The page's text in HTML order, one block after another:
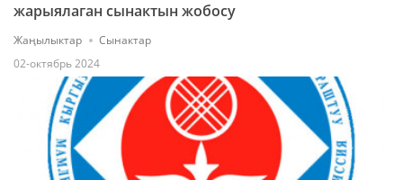
жарыялаган сынактын жобосу
Жаңылыктар
Сынактар
02-октябрь 2024